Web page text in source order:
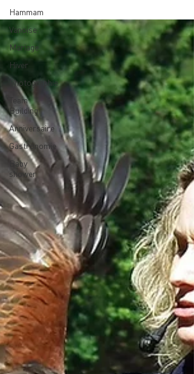
Hammam
Vanoise
Mariage
Hiver
Photographie
Team
Building
Anniversaire
Gastronomie
Baby
shower